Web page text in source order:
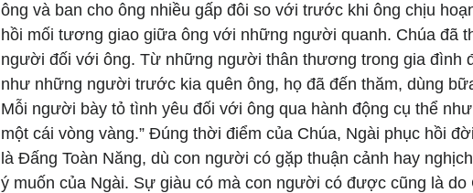
ông và ban cho ông nhiều gấp đôi so với trước khi ông chịu
hồi mối tương giao giữa ông với những người quanh. Chúa đã
người đối với ông. Từ những người thân thương trong gia đình
như những người trước kia quên ông, họ đã đến thăm, dùng
Mỗi người bày tỏ tình yêu đối với ông qua hành động cụ thể
một cái vòng vàng.” Đúng thời điểm của Chúa, Ngài phục hồi
là Đấng Toàn Năng, dù con người có gặp thuận cảnh hay
ý muốn của Ngài. Sự giàu có mà con người có được cũng là do